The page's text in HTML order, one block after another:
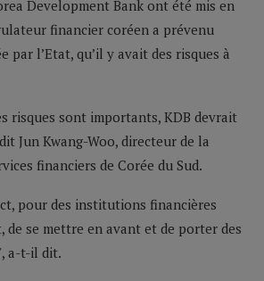
Development Bank ont été mis en
financier coréen a prévenu
par l’Etat, qu’il y avait des risques à
risques sont importants, KDB devrait
Jun Kwang-Woo, directeur de la
financiers de Corée du Sud.
pour des institutions financières
de se mettre en avant et de porter des
a-t-il dit.